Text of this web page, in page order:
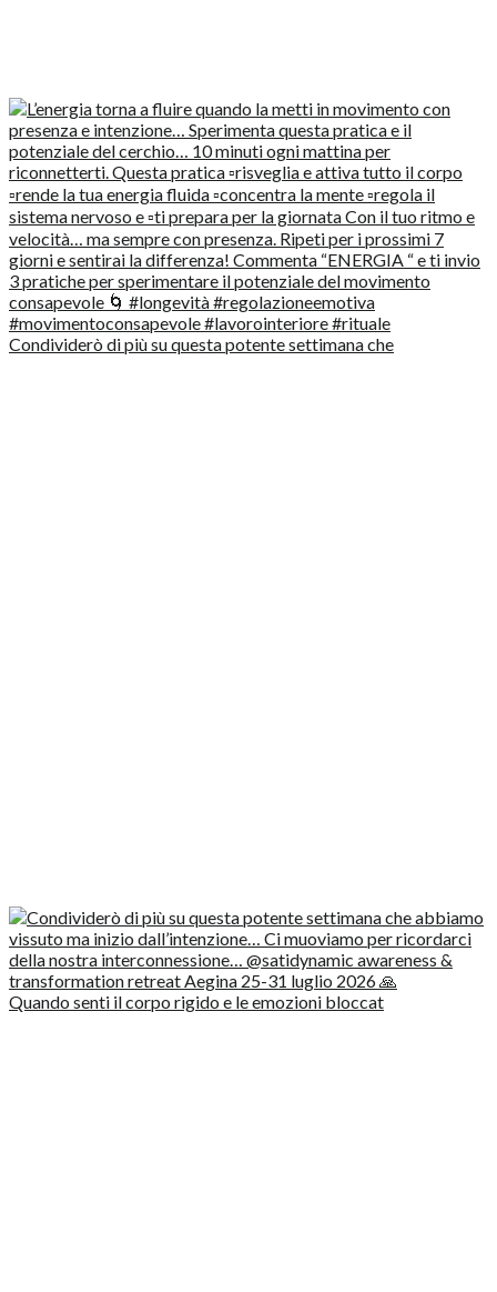
Condividerò di più su questa potente settimana che
Quando senti il corpo rigido e le emozioni bloccat